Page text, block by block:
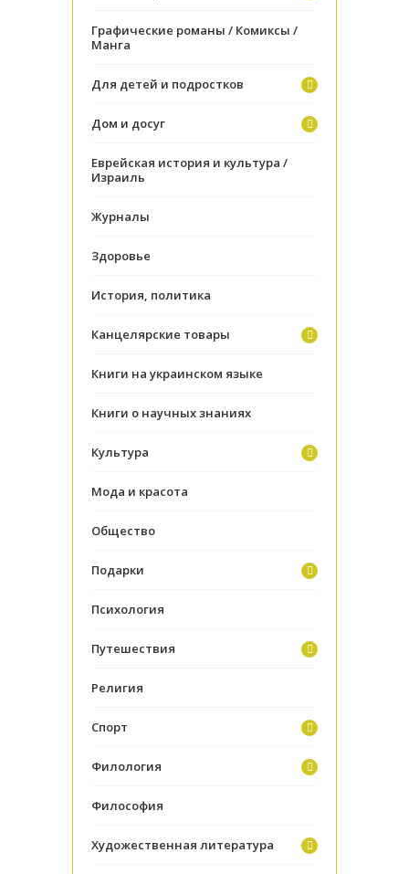
Графические романы / Комиксы /
Манга
Для детей и подростков
Дом и досуг
Еврейская история и культура /
Израиль
Журналы
Здоровье
История, политика
Канцелярские товары
Книги на украинском языке
Книги о научных знаниях
Культура
Мода и красота
Общество
Подарки
Психология
Путешествия
Религия
Спорт
Филология
Философия
Художественная литература